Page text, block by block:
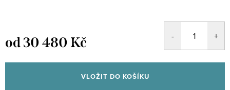
od30 480 Kč
cena:
VLOŽIT DO KOŠÍKU